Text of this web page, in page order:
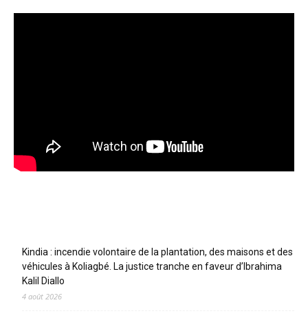
Kindia : incendie volontaire de la plantation, des maisons et des
véhicules à Koliagbé. La justice tranche en faveur d’Ibrahima
Kalil Diallo
4 août 2026